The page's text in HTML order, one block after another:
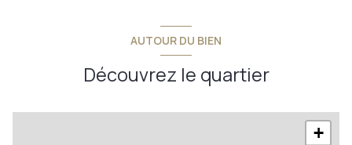
AUTOUR DU BIEN
Découvrez le quartier
+